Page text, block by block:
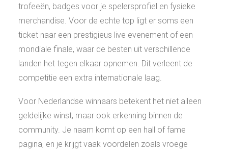
trofeeën, badges voor je spelersprofiel en fysieke
merchandise. Voor de echte top ligt er soms een
ticket naar een prestigieus live evenement of een
mondiale finale, waar de besten uit verschillende
landen het tegen elkaar opnemen. Dit verleent de
competitie een extra internationale laag.
Voor Nederlandse winnaars betekent het niet alleen
geldelijke winst, maar ook erkenning binnen de
community. Je naam komt op een hall of fame
pagina, en je krijgt vaak voordelen zoals vroege